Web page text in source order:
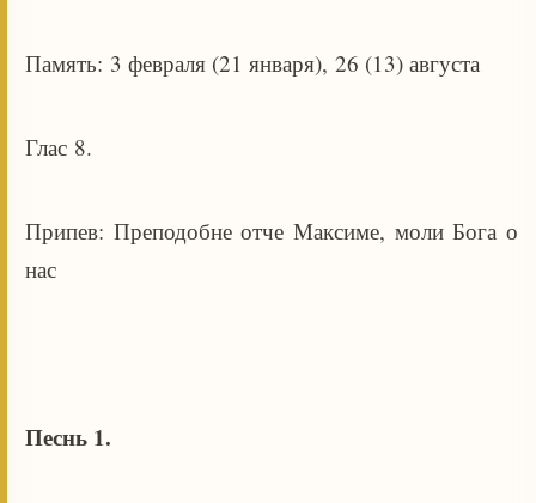
Память: 3 февраля (21 января), 26 (13) августа
Глас 8.
Припев: Преподобне отче Максиме, моли Бога о
нас
Песнь 1.